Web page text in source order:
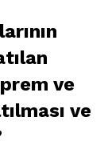
ve
ve